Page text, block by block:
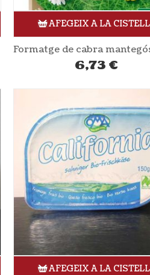
AFEGEIX A LA
6,73 €
AFEGEIX A LA